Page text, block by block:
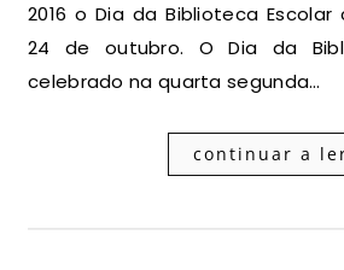
2016 o Dia da Biblioteca
24 de outubro. O Dia da
celebrado na quarta segunda…
continuar a